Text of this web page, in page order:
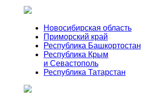
Новосибирская область
Приморский край
Республика Башкортостан
Республика Крым
и Севастополь
Республика Татарстан